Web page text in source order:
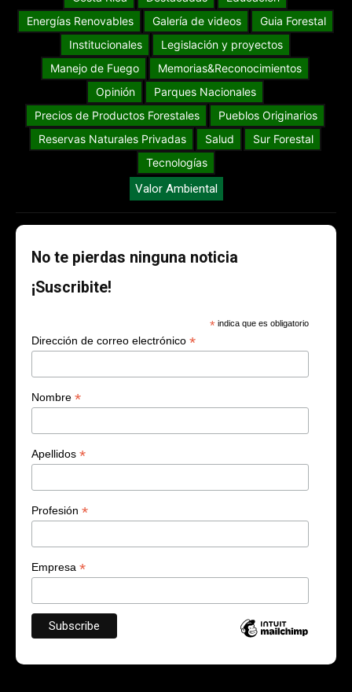
Energías Renovables
Galería de videos
Guia Forestal
Institucionales
Legislación y proyectos
Manejo de Fuego
Memorias&Reconocimientos
Opinión
Parques Nacionales
Precios de Productos Forestales
Pueblos Originarios
Reservas Naturales Privadas
Salud
Sur Forestal
Tecnologías
Valor Ambiental
No te pierdas ninguna noticia
¡Suscribite!
* indica que es obligatorio
Dirección de correo electrónico *
Nombre *
Apellidos *
Profesión *
Empresa *